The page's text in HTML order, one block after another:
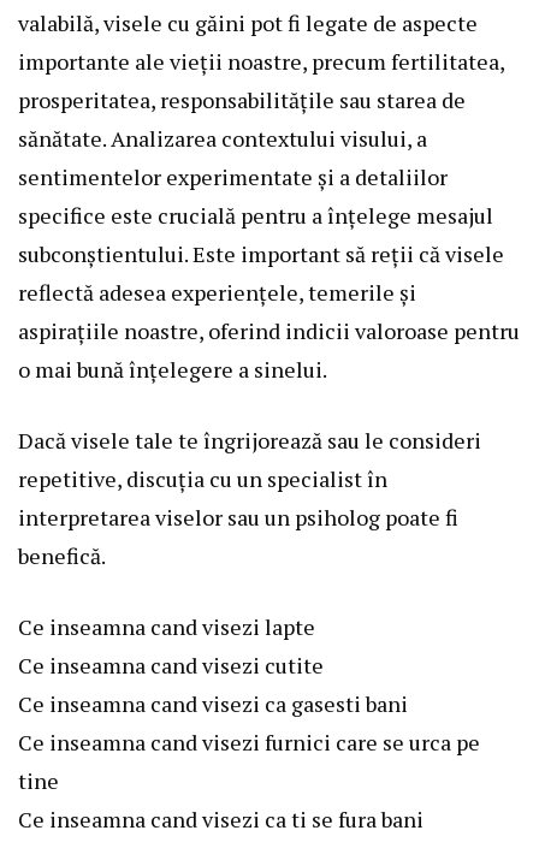
valabilă, visele cu găini pot fi legate de aspecte
importante ale vieții noastre, precum fertilitatea,
prosperitatea, responsabilitățile sau starea de
sănătate. Analizarea contextului visului, a
sentimentelor experimentate și a detaliilor
specifice este crucială pentru a înțelege mesajul
subconștientului. Este important să reții că visele
reflectă adesea experiențele, temerile și
aspirațiile noastre, oferind indicii valoroase pentru
o mai bună înțelegere a sinelui.
Dacă visele tale te îngrijorează sau le consideri
repetitive, discuția cu un specialist în
interpretarea viselor sau un psiholog poate fi
benefică.
Ce inseamna cand visezi lapte
Ce inseamna cand visezi cutite
Ce inseamna cand visezi ca gasesti bani
Ce inseamna cand visezi furnici care se urca pe
tine
Ce inseamna cand visezi ca ti se fura bani